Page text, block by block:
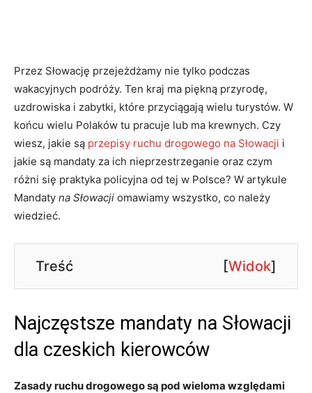
Przez Słowację przejeżdżamy nie tylko podczas
wakacyjnych podróży. Ten kraj ma piękną przyrodę,
uzdrowiska i zabytki, które przyciągają wielu turystów. W
końcu wielu Polaków tu pracuje lub ma krewnych. Czy
wiesz, jakie są przepisy ruchu drogowego na Słowacji i
jakie są mandaty za ich nieprzestrzeganie oraz czym
różni się praktyka policyjna od tej w Polsce? W artykule
Mandaty na Słowacji omawiamy wszystko, co należy
wiedzieć.
Treść [Widok]
Najczęstsze mandaty na Słowacji
dla czeskich kierowców
Zasady ruchu drogowego są pod wieloma względami